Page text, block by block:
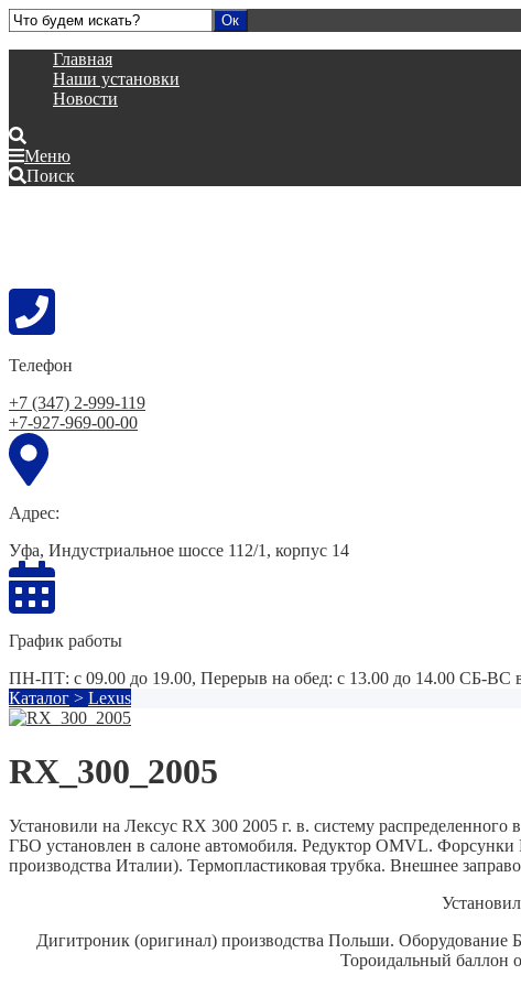
Главная
Наши установки
Новости
Меню
Поиск
Телефон
+7 (347) 2-999-119
+7-927-969-00-00
Адрес:
Уфа, Индустриальное шоссе 112/1, корпус 14
График работы
ПН-ПТ: с 09.00 до 19.00, Перерыв на обед: с 13.00 до 14.00 СБ-ВС
Каталог > Lexus
RX_300_2005
Установили на Лексус RX 300 2005 г. в. систему
ГБО установлен в салоне автомобиля. Редуктор OMVL. Форсунки
производства Италии). Термопластиковая трубка. Внешнее
Дигитроник (оригинал) производства Польши. Оборудование
Тороидальный баллон